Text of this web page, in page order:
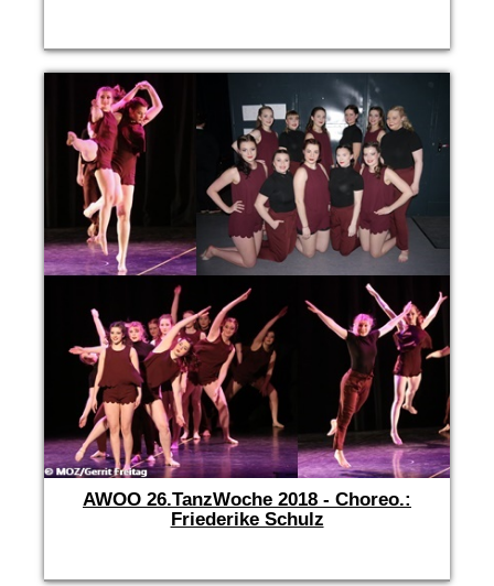
AWOO 26.TanzWoche 2018 - Choreo.:
Friederike Schulz